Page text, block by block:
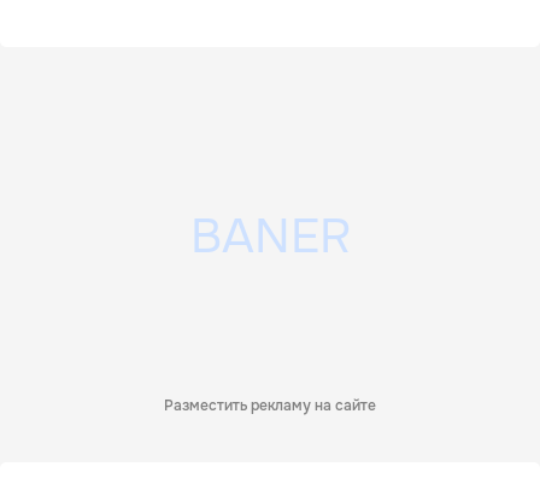
Разместить рекламу на сайте